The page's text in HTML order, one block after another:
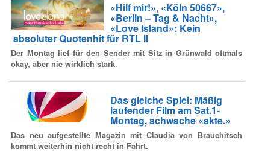
«Hilf mir!», «Köln 50667»,
«Berlin – Tag & Nacht»,
«Love Island»: Kein
absoluter Quotenhit für RTL II
Der Montag lief für den Sender mit Sitz in Grünwald oftmals
okay, aber nie wirklich stark.
Das gleiche Spiel: Mäßig
laufender Film am Sat.1-
Montag, schwache «akte.»
Das neu aufgestellte Magazin mit Claudia von Brauchitsch
kommt weiterhin nicht recht in Fahrt.